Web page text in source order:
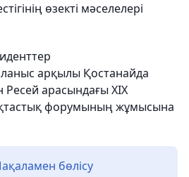
өзекті мәселелері
арқылы Қостанайда
Ресей арасындағы ХІХ
форумының жұмысына
бөлісу